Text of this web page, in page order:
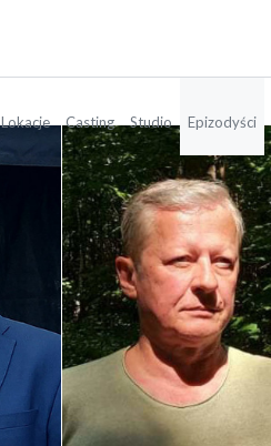
Lokacje Casting Studio Epizodyści